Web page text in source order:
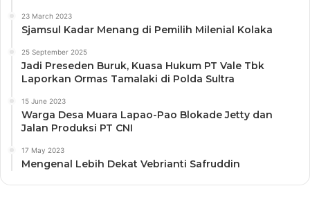
23 March 2023
Sjamsul Kadar Menang di Pemilih Milenial Kolaka
25 September 2025
Jadi Preseden Buruk, Kuasa Hukum PT Vale Tbk
Laporkan Ormas Tamalaki di Polda Sultra
15 June 2023
Warga Desa Muara Lapao-Pao Blokade Jetty dan
Jalan Produksi PT CNI
17 May 2023
Mengenal Lebih Dekat Vebrianti Safruddin